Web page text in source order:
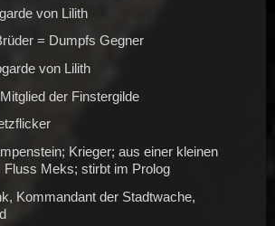
von Lilith
= Dumpfs Gegner
von Lilith
der Finstergilde
Krieger; aus einer kleinen
Fluss Meks; stirbt im Prolog
Kommandant der Stadtwache,